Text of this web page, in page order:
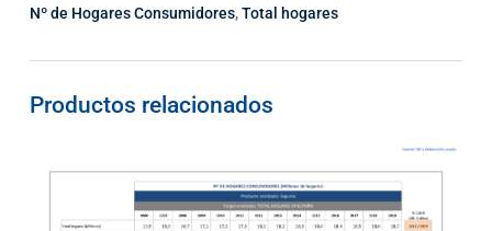
Nº de Hogares Consumidores,Total hogares
Productos relacionados